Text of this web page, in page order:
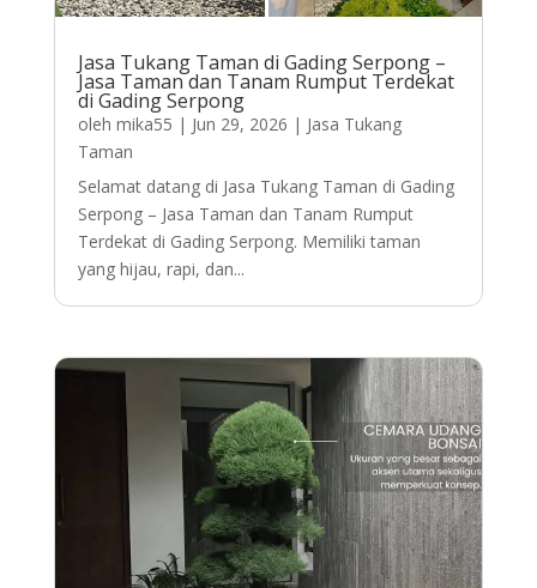
Jasa Tukang Taman di Gading Serpong –
Jasa Taman dan Tanam Rumput Terdekat
di Gading Serpong
oleh mika55 | Jun 29, 2026 | Jasa Tukang
Taman
Selamat datang di Jasa Tukang Taman di Gading
Serpong – Jasa Taman dan Tanam Rumput
Terdekat di Gading Serpong. Memiliki taman
yang hijau, rapi, dan...